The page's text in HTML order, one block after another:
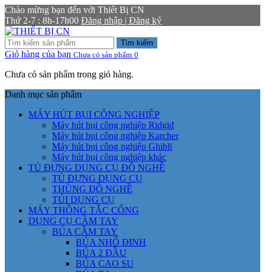
Chào mừng bạn đến với Thiết Bị CN
Thứ 2-7 : 8h-17h00 Đăng nhập | Đăng ký
Tìm kiếm
Giỏ hàng của bạn Chưa có sản phẩm 0
Chưa có sản phẩm trong giỏ hàng.
Danh mục sản phẩm
MÁY HÚT BỤI CÔNG NGHIỆP
Máy hút bụi công nghiệp Ridgid
Máy hút bụi công nghiệp Karcher
Máy hút bụi công nghiệp Ghibli
Máy hút bụi công nghiệp khác
TỦ ĐỰNG DỤNG CỤ ĐỒ NGHỀ
TỦ ĐỰNG DỤNG CỤ
THÙNG ĐỒ NGHỀ
TÚI DỤNG CỤ
MÁY THÔNG TẮC CỐNG
DỤNG CỤ CẦM TAY
BÚA CẦM TAY
BÚA NHỔ ĐINH
BÚA 2 ĐẦU
BÚA CAO SU